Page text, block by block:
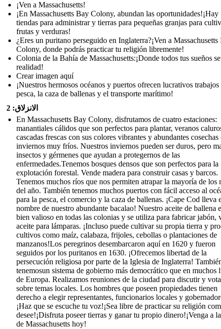
¡Ven a Massachusetts!
¡En Massachusetts Bay Colony, abundan las oportunidades!¡Hay
tiendas para administrar y tierras para pequeñas granjas para
frutas y verduras!
¿Eres un puritano perseguido en Inglaterra?¡Ven a Massachusetts
Colony, donde podrás practicar tu religión libremente!
Colonia de la Bahía de Massachusetts:¡Donde todos tus sueños
realidad!
Crear imagen aquí
¡Nuestros hermosos océanos y puertos ofrecen lucrativos trabajos
pesca, la caza de ballenas y el transporte marítimo!
الانزلاق: 2
En Massachusetts Bay Colony, disfrutamos de cuatro estaciones:
manantiales cálidos que son perfectos para plantar, veranos
cascadas frescas con sus colores vibrantes y abundantes cosechas
inviernos muy fríos. Nuestros inviernos pueden ser duros, pero
insectos y gérmenes que ayudan a protegernos de las
enfermedades.Tenemos bosques densos que son perfectos para la
explotación forestal. Vende madera para construir casas y barcos.
Tenemos muchos ríos que nos permiten atrapar la mayoría de los
del año. También tenemos muchos puertos con fácil acceso al
para la pesca, el comercio y la caza de ballenas. ¡Cape Cod lleva
nombre de nuestro abundante bacalao! Nuestro aceite de ballena
bien valioso en todas las colonias y se utiliza para fabricar jabón,
aceite para lámparas. ¡Incluso puede cultivar su propia tierra y
cultivos como maíz, calabaza, frijoles, cebollas o plantaciones de
manzanos!Los peregrinos desembarcaron aquí en 1620 y fueron
seguidos por los puritanos en 1630. ¡Ofrecemos libertad de la
persecución religiosa por parte de la Iglesia de Inglaterra!
tenemosun sistema de gobierno más democrático que en muchos
de Europa. Realizamos reuniones de la ciudad para discutir y
sobre temas locales. Los hombres que poseen propiedades tienen
derecho a elegir representantes, funcionarios locales y
¡Haz que se escuche tu voz!¡Sea libre de practicar su religión
desee!¡Disfruta poseer tierras y ganar tu propio dinero!¡Venga a
de Massachusetts hoy!